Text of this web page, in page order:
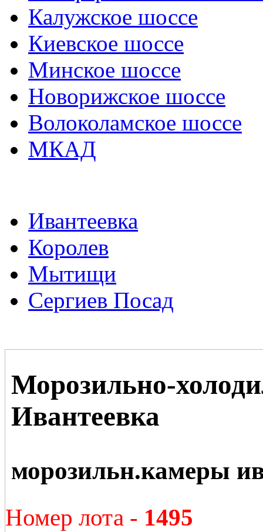
Калужское шоссе
Киевское шоссе
Минское шоссе
Новорижское шоссе
Волоколамское шоссе
МКАД
Ивантеевка
Королев
Мытищи
Сергиев Посад
Морозильно-
Ивантеевка
морозильн.камеры
Номер лота - 1495